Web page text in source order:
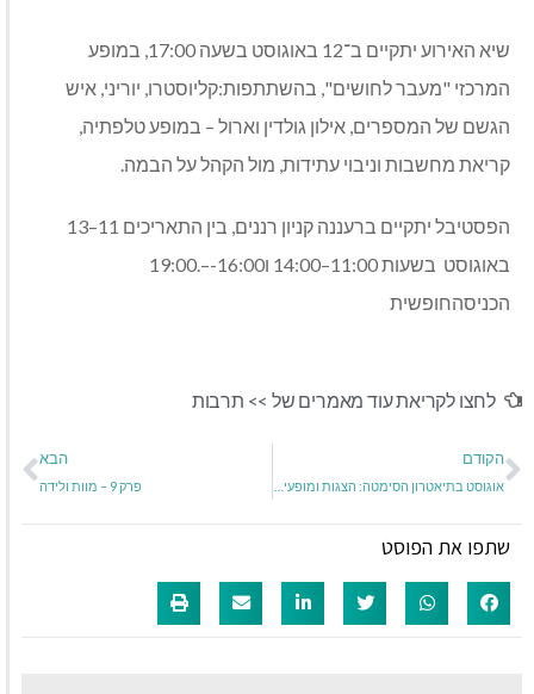
שיא האירוע יתקיים ב־12 באוגוסט בשעה
במופע
המרכזי "מעבר לחושים", בהשתתפות:קליוסטרו, יוריני, איש
הגשם של המספרים, אילון גולדין וארול – במופע טלפתיה,
קריאת מחשבות וניבוי עתידות, מול הקהל על הבמה.
הפסטיבל יתקיים ברעננה קניון רננים, בין התאריכים
באוגוסט בשעות ו16:00-–.19:00
הכניסהחופשית
לחצו לקריאת עוד מאמרים של >> תרבות
הקודם הבא
פרק 9 – מוות ולידה
שתפו את הפוסט